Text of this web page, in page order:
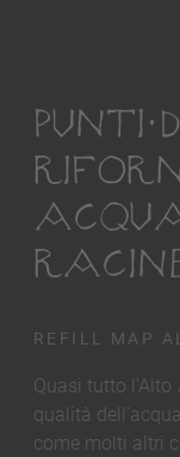
PUNTI DI
REFILL MAP
Quasi tutto
qualità
come molti altri